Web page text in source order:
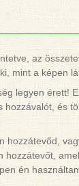
az
mint a képen
legyen érett!
hozzávalót, és
hozzátevőd,
hozzátevőt,
én